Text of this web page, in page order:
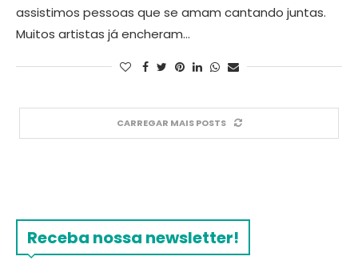
assistimos pessoas que se amam cantando juntas.
Muitos artistas já encheram…
CARREGAR MAIS POSTS
Receba nossa newsletter!